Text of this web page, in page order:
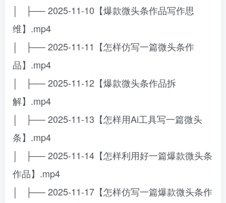
│ ├── 2025-11-10【爆款微头条作品写作思
维】.mp4
│ ├── 2025-11-11【怎样仿写一篇微头条作
品】.mp4
│ ├── 2025-11-12【爆款微头条作品拆
解】.mp4
│ ├── 2025-11-13【怎样用Ai工具写一篇微头
条】.mp4
│ ├── 2025-11-14【怎样利用好一篇爆款微头条
作品】.mp4
│ ├── 2025-11-17【怎样仿写一篇爆款微头条作